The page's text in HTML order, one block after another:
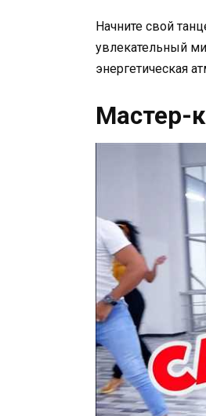
Начните свой
увлекательный
энергетическая
Мастер-